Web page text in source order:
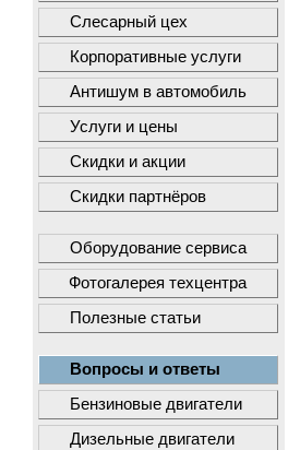
Слесарный цех
Корпоративные услуги
Антишум в автомобиль
Услуги и цены
Скидки и акции
Скидки партнёров
Оборудование сервиса
Фотогалерея техцентра
Полезные статьи
Вопросы и ответы
Бензиновые двигатели
Дизельные двигатели